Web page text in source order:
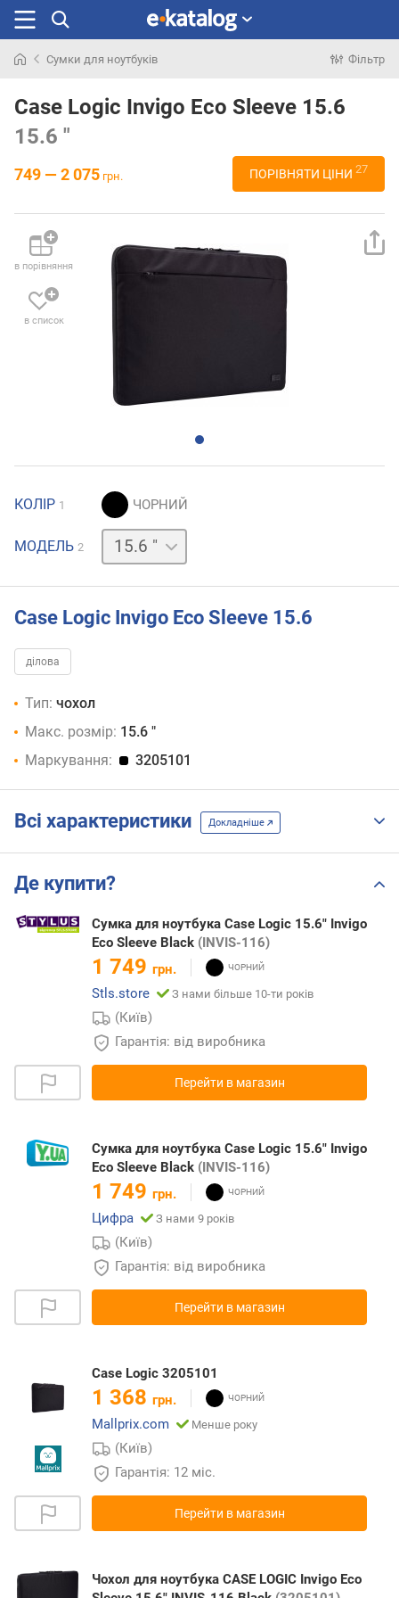
раніше
Сумки для ноутбуків Фільтр
Case Logic Invigo Eco Sleeve 15.6
15.6 "
749 — 2 075 грн. ПОРІВНЯТИ ЦІНИ 27
в порівняння
в список
КОЛІР 1
МОДЕЛЬ 2
13 "
Case Logic Invigo Eco Sleeve 15.6
ділова
Тип: чохол
Макс. розмір: 15.6 "
Маркування:
3205101
Всі характеристики Докладніше
Де купити?
Сумка для ноутбука Case Logic 15.6" Invigo
Eco Sleeve Black (INVIS-116)
1 749 грн.
Stls.store
З нами більше 10-ти років
(Київ)
Гарантія: від виробника
Перейти в магазин
Сумка для ноутбука Case Logic 15.6" Invigo
Eco Sleeve Black (INVIS-116)
1 749 грн.
Цифра
З нами 9 років
(Київ)
Гарантія: від виробника
Перейти в магазин
Case Logic 3205101
1 368 грн.
Mallprix.com
Менше року
(Київ)
Гарантія: 12 міс.
Перейти в магазин
Чохол для ноутбука CASE LOGIC Invigo Eco